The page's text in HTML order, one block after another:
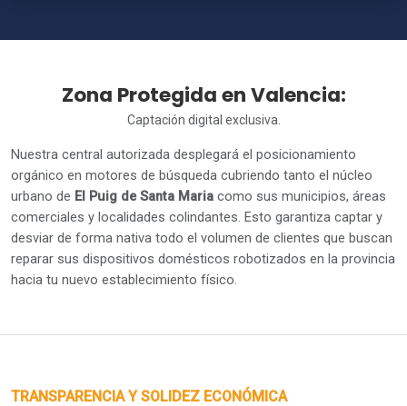
Zona Protegida en Valencia:
Captación digital exclusiva.
Nuestra central autorizada desplegará el posicionamiento
orgánico en motores de búsqueda cubriendo tanto el núcleo
urbano de El Puig de Santa Maria como sus municipios, áreas
comerciales y localidades colindantes. Esto garantiza captar y
desviar de forma nativa todo el volumen de clientes que buscan
reparar sus dispositivos domésticos robotizados en la provincia
hacia tu nuevo establecimiento físico.
TRANSPARENCIA Y SOLIDEZ ECONÓMICA